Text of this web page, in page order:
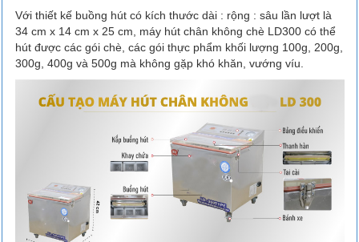
Với thiết kế buồng hút có kích thước dài : rộng : sâu lần lượt là
34 cm x 14 cm x 25 cm, máy hút chân không chè LD300 có thể
hút được các gói chè, các gói thực phẩm khối lượng 100g, 200g,
300g, 400g và 500g mà không gặp khó khăn, vướng víu.